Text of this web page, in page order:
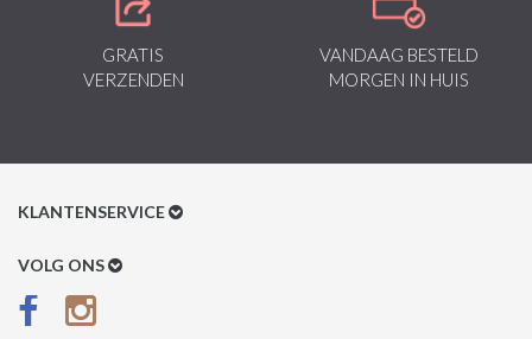
GRATIS
VERZENDEN
VANDAAG BESTELD
MORGEN IN HUIS
KLANTENSERVICE
Klantenservice
Betaalmethoden
VOLG ONS